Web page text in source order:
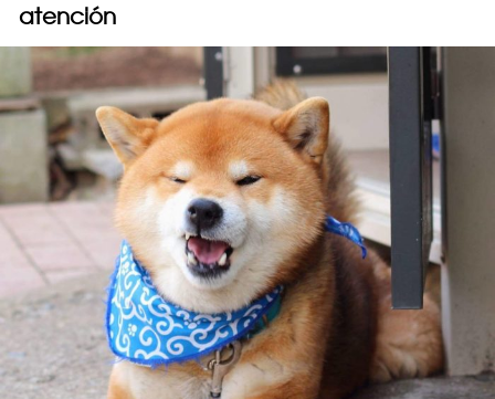
atención